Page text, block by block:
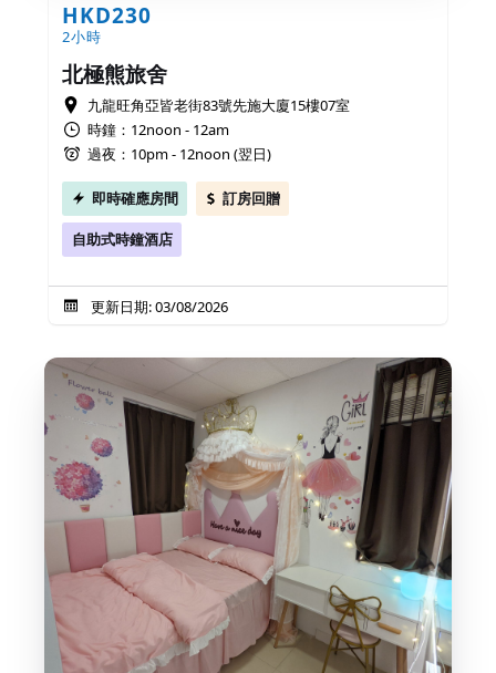
HKD230
2小時
北極熊旅舍
九龍旺角亞皆老街83號先施大廈15樓07室
時鐘：12noon - 12am
過夜：10pm - 12noon (翌日)
即時確應房間 訂房回贈
自助式時鐘酒店
更新日期: 03/08/2026